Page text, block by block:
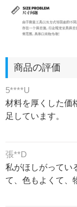
商品の評価
5****U
材料を厚くした価
足しています。
張**D
私がほしがってい
て、色もよくて、